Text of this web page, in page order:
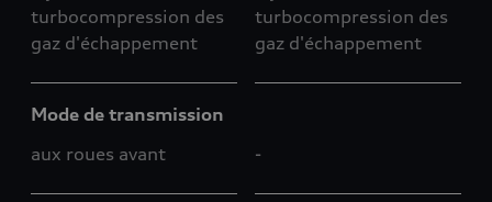
turbocompression des
gaz d'échappement
turbocompression des
gaz d'échappement
Mode de transmission
aux roues avant
-